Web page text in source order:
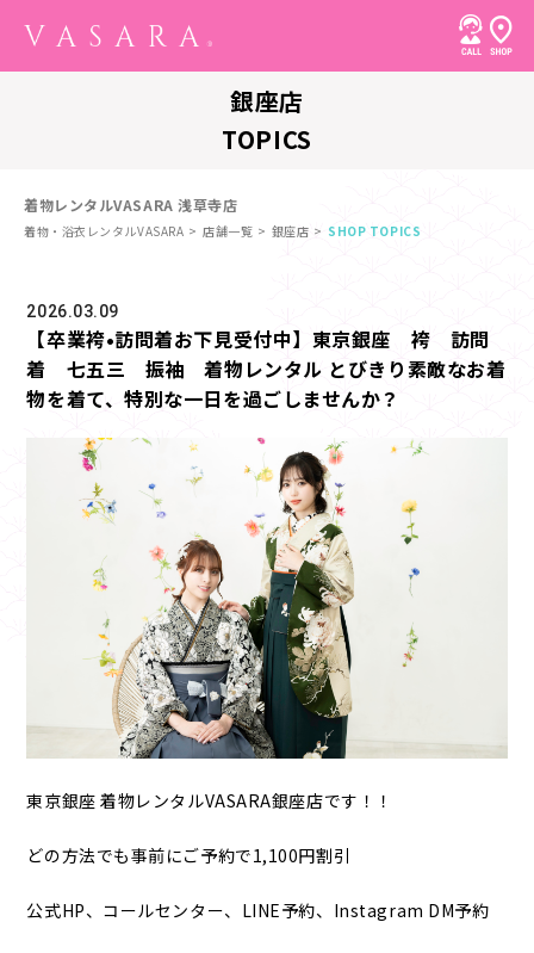
銀座店
TOPICS
着物レンタルVASARA 浅草寺店
着物・浴衣レンタルVASARA 店舗一覧 銀座店 SHOP TOPICS
2026.03.09
【卒業袴•訪問着お下見受付中】東京銀座 袴 訪問
着 七五三 振袖 着物レンタル とびきり素敵なお着
物を着て、特別な一日を過ごしませんか？
東京銀座 着物レンタルVASARA銀座店です！！
どの方法でも事前にご予約で1,100円割引
公式HP、コールセンター、LINE予約、Instagram DM予約